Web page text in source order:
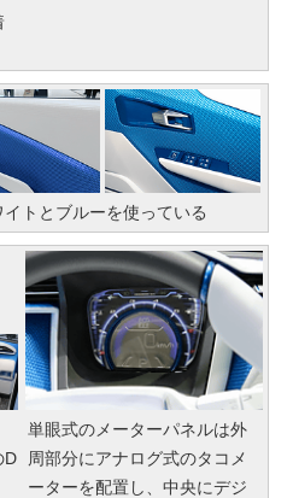
トとブルーを使っている
D
単眼式のメーターパネルは外
周部分にアナログ式のタコメ
ーターを配置し、中央にデジ